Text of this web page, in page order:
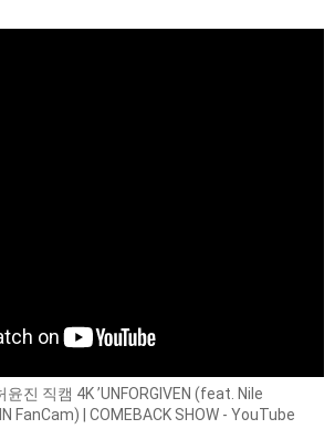
진 직캠 4K ’UNFORGIVEN (feat. Nile
FanCam) | COMEBACK SHOW - YouTube